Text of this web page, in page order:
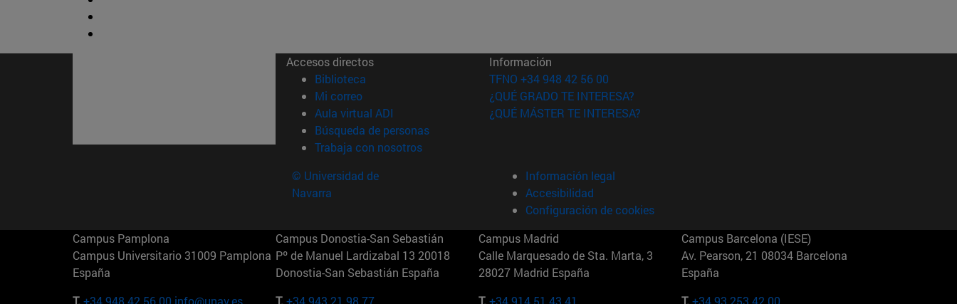
Accesos directos
Biblioteca (abre en nueva ventana)
Mi correo(abre en nueva ventana)
Aula virtual ADI (abre en nueva ventana)
Búsqueda de personas(abre en nueva ventana)
Trabaja con nosotros(abre en nueva ventana)
Información
TFNO +34 948 42 56 00
¿QUÉ GRADO TE INTERESA?
¿QUÉ MÁSTER TE INTERESA?
© Universidad de
Navarra
Información legal
Accesibilidad
Configuración de cookies
Campus Pamplona
Campus Universitario 31009 Pamplona
España
T. +34 948 42 56 00 info@unav.es
Campus Donostia-San Sebastián
Pº de Manuel Lardizabal 13 20018
Donostia-San Sebastián España
T. +34 943 21 98 77
Campus Madrid
Calle Marquesado de Sta. Marta, 3
28027 Madrid España
T. +34 914 51 43 41
Campus Barcelona (IESE)
Av. Pearson, 21 08034 Barcelona
España
T. +34 93 253 42 00